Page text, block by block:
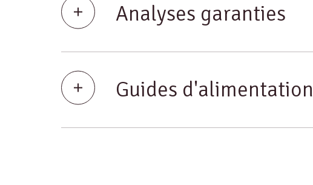
Analyses garanties
Guides d'alimentation